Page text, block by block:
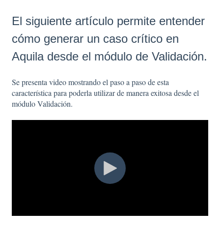
El siguiente artículo permite entender
cómo generar un caso crítico en
Aquila desde el módulo de Validación.
Se presenta video mostrando el paso a paso de esta
característica para poderla utilizar de manera exitosa desde el
módulo Validación.